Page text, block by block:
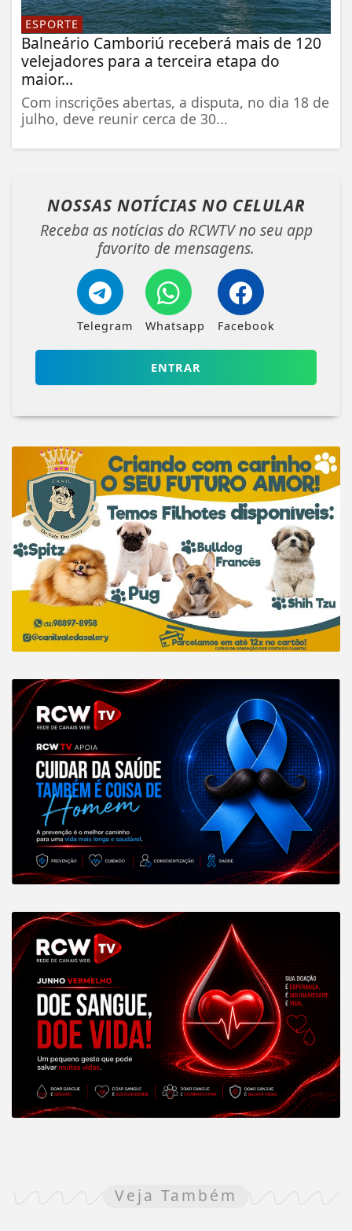
ESPORTE
Balneário Camboriú receberá mais de 120
velejadores para a terceira etapa do
maior...
Com inscrições abertas, a disputa, no dia 18 de
julho, deve reunir cerca de 30...
NOSSAS NOTÍCIAS NO CELULAR
Receba as notícias do RCWTV no seu app
favorito de mensagens.
Telegram Whatsapp Facebook
ENTRAR
Veja Também